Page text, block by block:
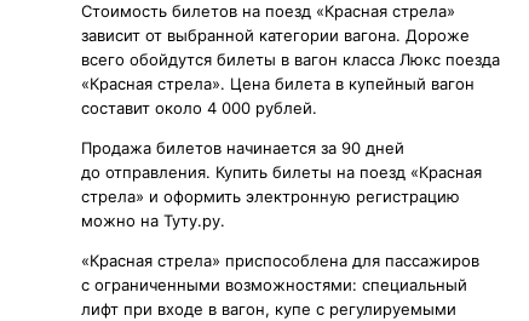
Стоимость билетов на поезд «Красная стрела»
зависит от выбранной категории вагона. Дороже
всего обойдутся билеты в вагон класса Люкс поезда
«Красная стрела». Цена билета в купейный вагон
составит около 4 000 рублей.
Продажа билетов начинается за 90 дней
до отправления. Купить билеты на поезд «Красная
стрела» и оформить электронную регистрацию
можно на Туту.ру.
«Красная стрела» приспособлена для пассажиров
с ограниченными возможностями: специальный
лифт при входе в вагон, купе с регулируемыми